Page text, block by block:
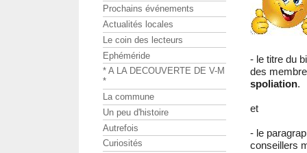
- le titre du
des
spoliation.
et
- le
conseillers
Prochains événements
Actualités locales
Le coin des lecteurs
Ephéméride
* A LA DECOUVERTE DE V-M
*
La commune
Un peu d'histoire
Autrefois
Curiosités